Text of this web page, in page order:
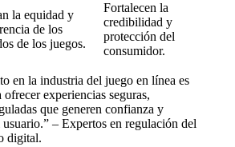
la equidad y
de los
de los juegos.
Fortalecen la
credibilidad y
protección del
consumidor.
en la industria del juego en línea es
ofrecer experiencias seguras,
que generen confianza y
– Expertos en regulación del
digital.